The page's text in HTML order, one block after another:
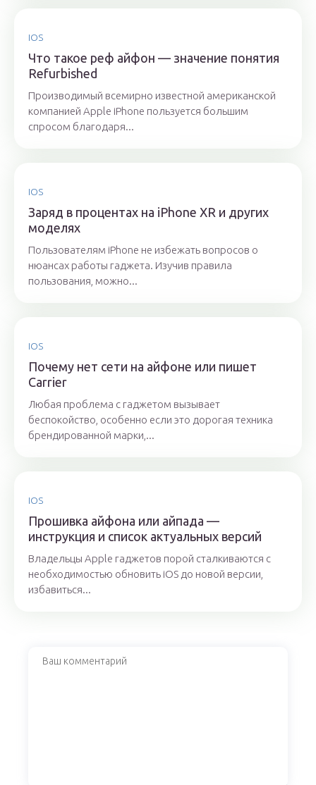
IOS
Что такое реф айфон — значение понятия
Refurbished
Производимый всемирно известной американской
компанией Apple iPhone пользуется большим
спросом благодаря...
IOS
Заряд в процентах на iPhone XR и других
моделях
Пользователям iPhone не избежать вопросов о
нюансах работы гаджета. Изучив правила
пользования, можно...
IOS
Почему нет сети на айфоне или пишет
Carrier
Любая проблема с гаджетом вызывает
беспокойство, особенно если это дорогая техника
брендированной марки,...
IOS
Прошивка айфона или айпада —
инструкция и список актуальных версий
Владельцы Apple гаджетов порой сталкиваются с
необходимостью обновить iOS до новой версии,
избавиться...